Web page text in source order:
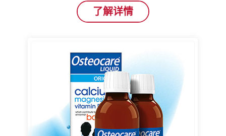
了解详情